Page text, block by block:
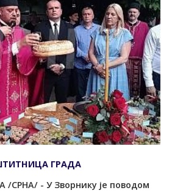
ГРАДА
/СРНА/ - У Зворнику је поводом